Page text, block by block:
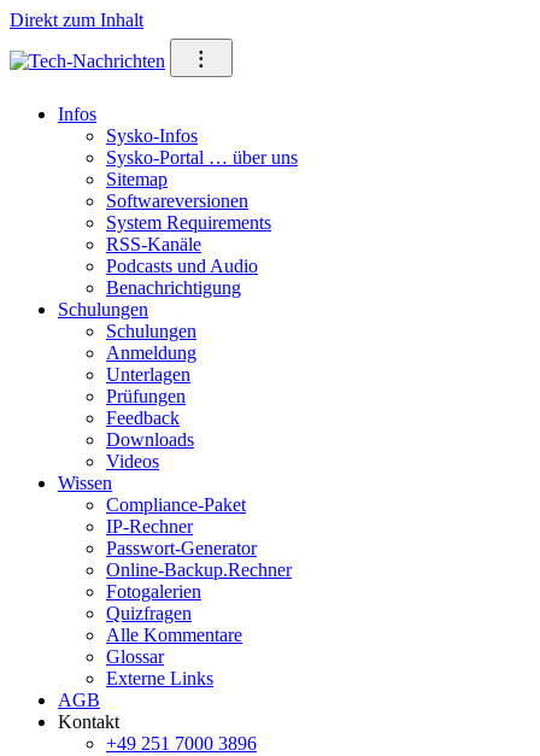
Direkt zum Inhalt
⁝
Infos
Sysko-Infos
Sysko-Portal … über uns
Sitemap
Softwareversionen
System Requirements
RSS-Kanäle
Podcasts und Audio
Benachrichtigung
Schulungen
Schulungen
Anmeldung
Unterlagen
Prüfungen
Feedback
Downloads
Videos
Wissen
Compliance-Paket
IP-Rechner
Passwort-Generator
Online-Backup.Rechner
Fotogalerien
Quizfragen
Alle Kommentare
Glossar
Externe Links
AGB
Kontakt
+49 251 7000 3896